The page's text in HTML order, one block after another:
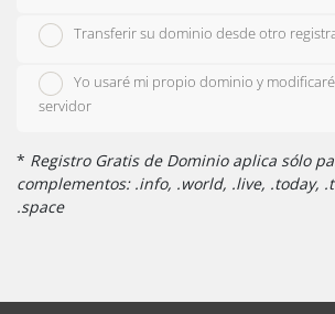
Transferir su dominio desde otro
Yo usaré mi propio dominio y
servidor
* Registro Gratis de Dominio aplica sólo
complementos: .info, .world, .live, .today,
.space